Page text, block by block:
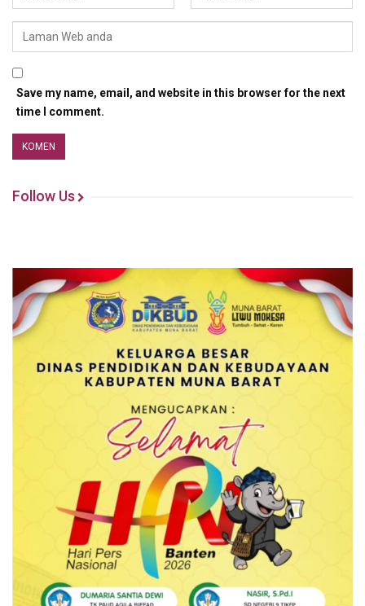
Save my name, email, and website in this browser for the next
time I comment.
Follow Us